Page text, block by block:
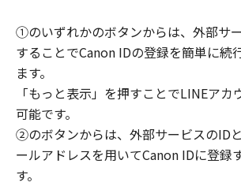
①のいずれかのボタンからは、外部サ
することでCanon IDの登録を簡単に続
ます。
「もっと表示」を押すことでLINEアカ
可能です。
②のボタンからは、外部サービスのID
ールアドレスを用いてCanon IDに登録
す。